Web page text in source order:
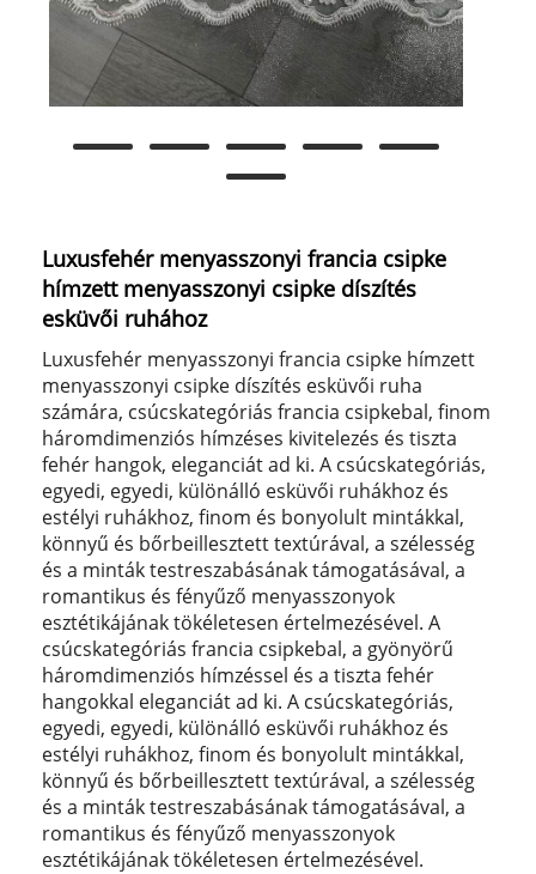
Luxusfehér menyasszonyi francia csipke
hímzett menyasszonyi csipke díszítés
esküvői ruhához
Luxusfehér menyasszonyi francia csipke hímzett
menyasszonyi csipke díszítés esküvői ruha
számára, csúcskategóriás francia csipkebal, finom
háromdimenziós hímzéses kivitelezés és tiszta
fehér hangok, eleganciát ad ki. A csúcskategóriás,
egyedi, egyedi, különálló esküvői ruhákhoz és
estélyi ruhákhoz, finom és bonyolult mintákkal,
könnyű és bőrbeillesztett textúrával, a szélesség
és a minták testreszabásának támogatásával, a
romantikus és fényűző menyasszonyok
esztétikájának tökéletesen értelmezésével. A
csúcskategóriás francia csipkebal, a gyönyörű
háromdimenziós hímzéssel és a tiszta fehér
hangokkal eleganciát ad ki. A csúcskategóriás,
egyedi, egyedi, különálló esküvői ruhákhoz és
estélyi ruhákhoz, finom és bonyolult mintákkal,
könnyű és bőrbeillesztett textúrával, a szélesség
és a minták testreszabásának támogatásával, a
romantikus és fényűző menyasszonyok
esztétikájának tökéletesen értelmezésével.